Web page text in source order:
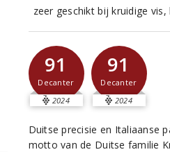
zeer geschikt bij kruidige
91
Decanter
2024
91
Decanter
2024
Duitse precisie en Italiaanse
motto van de Duitse familie